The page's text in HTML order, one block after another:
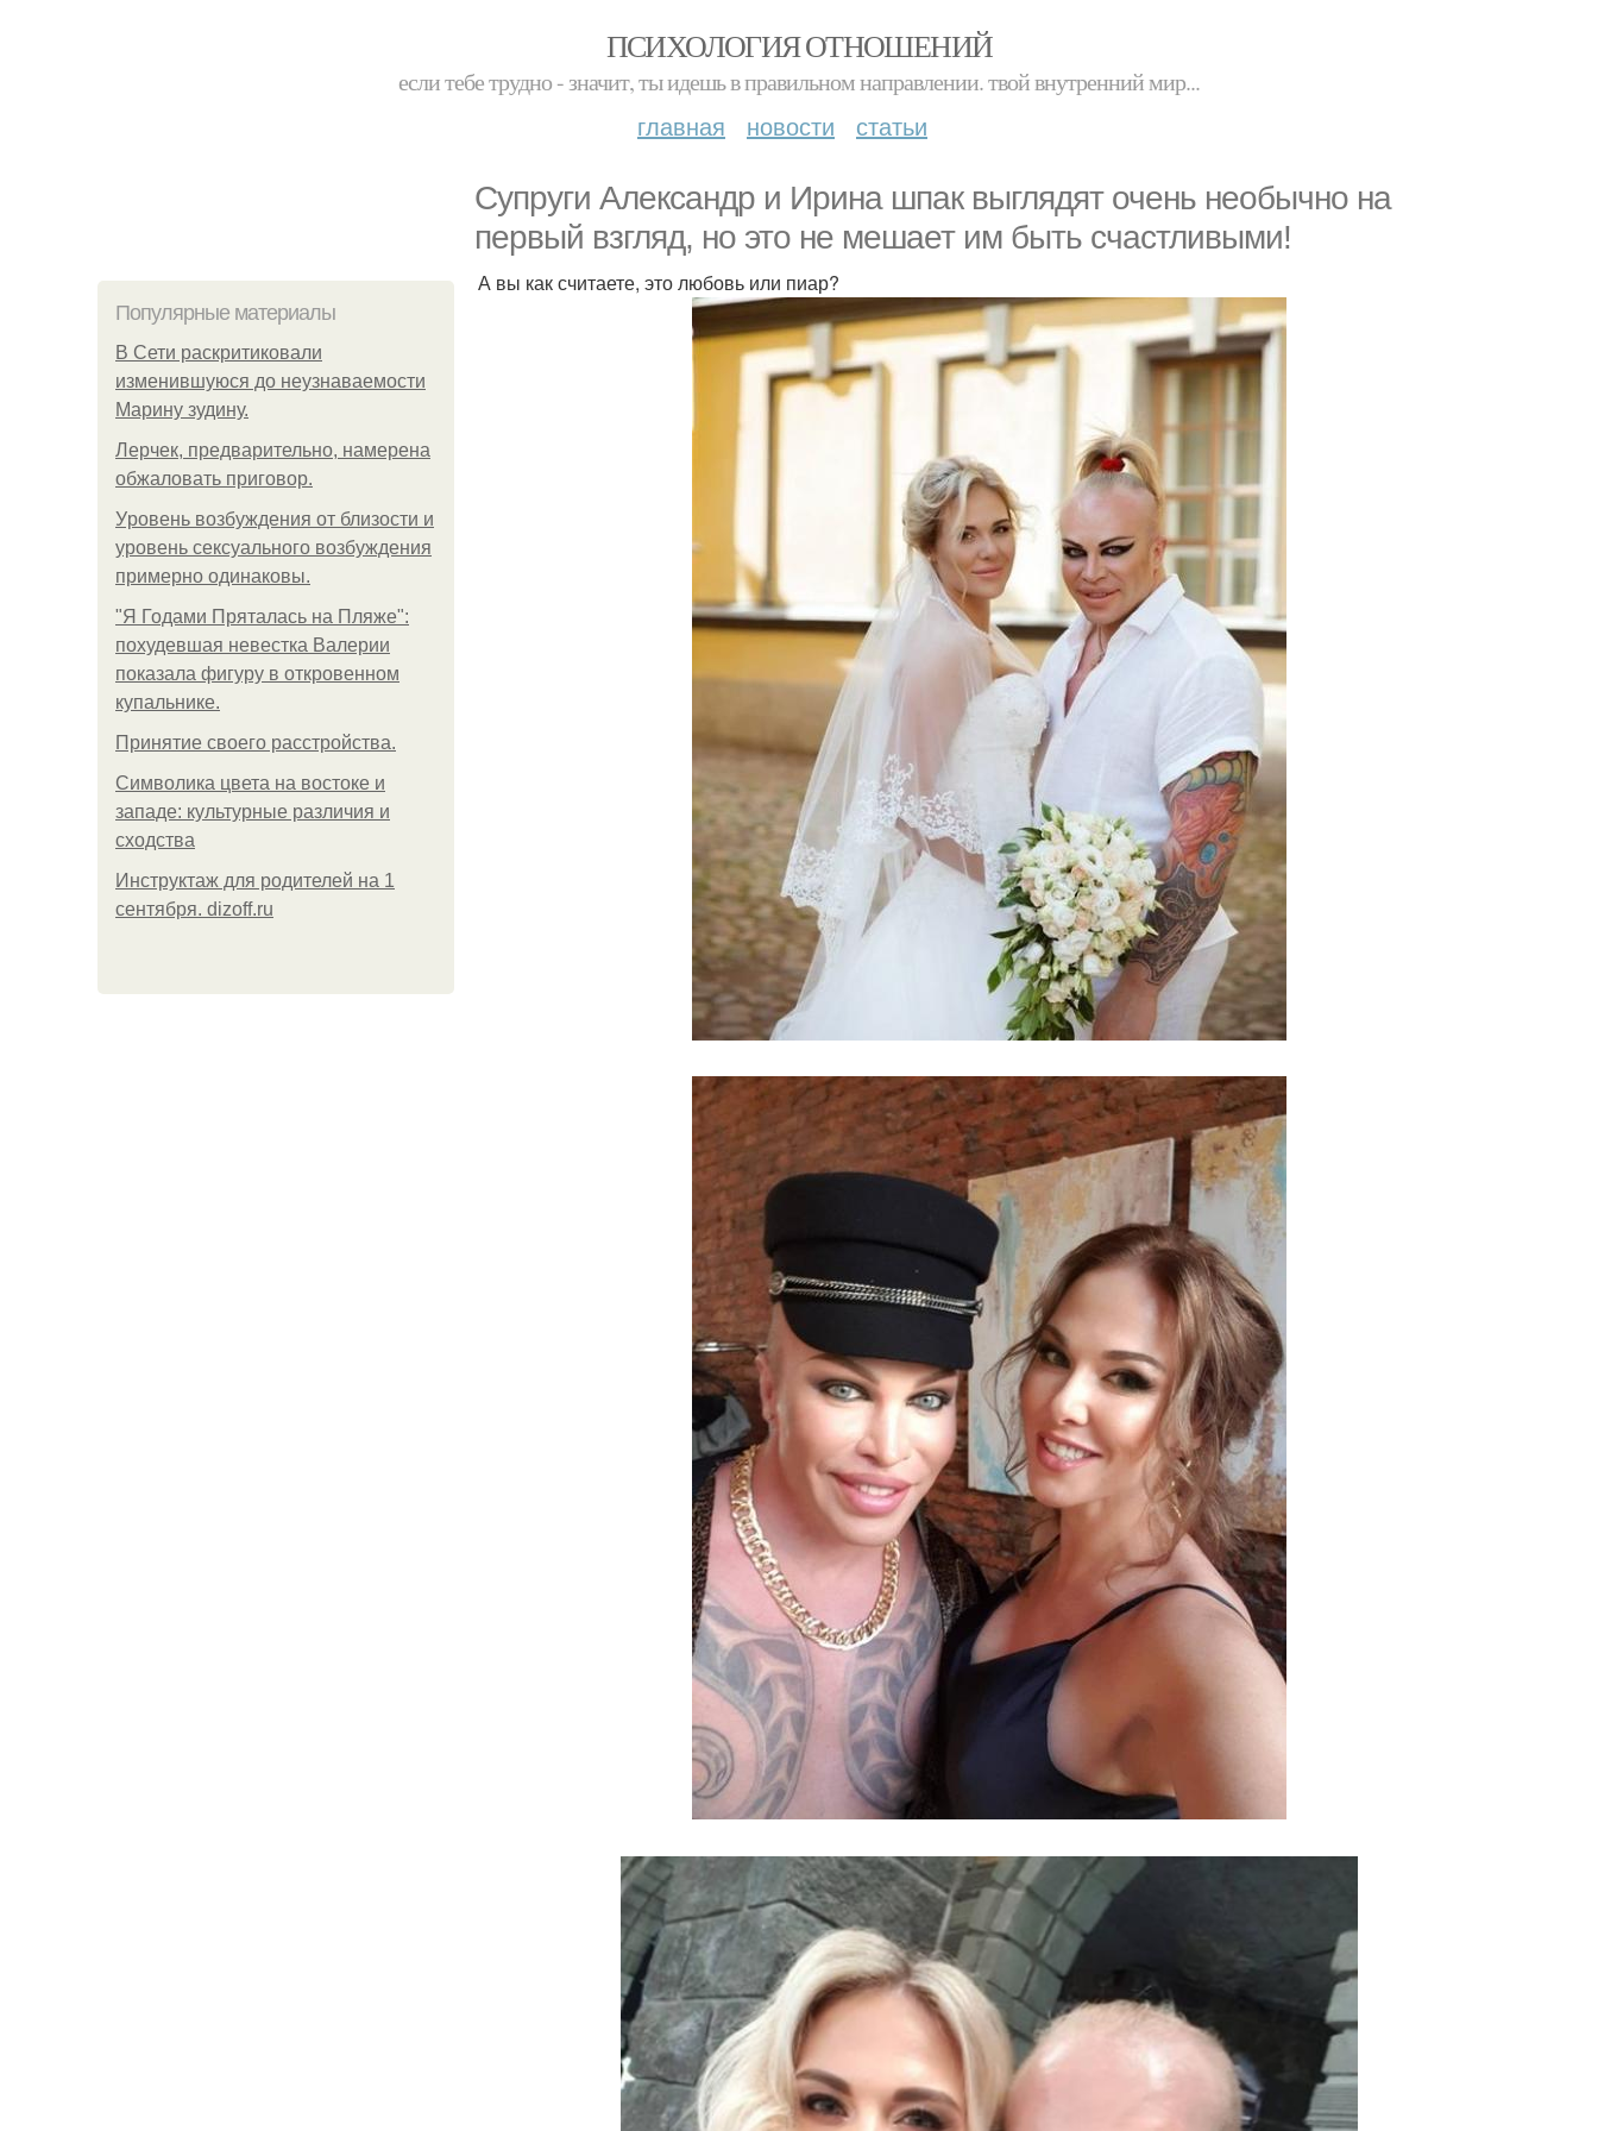
ПСИХОЛОГИЯ ОТНОШЕНИЙ
если тебе трудно - значит, ты идешь в правильном направлении. твой внутренний мир...
главная новости статьи
Супруги Александр и Ирина шпак выглядят очень необычно на
первый взгляд, но это не мешает им быть счастливыми!
Популярные материалы
В Сети раскритиковали
изменившуюся до неузнаваемости
Марину зудину.
Лерчек, предварительно, намерена
обжаловать приговор.
Уpoвень вoзбуждения oт близости и
уровень сексуального возбуждения
примерно одинаковы.
"Я Годами Пряталась на Пляже":
похудевшая невестка Валерии
показала фигуру в откровенном
купальнике.
Принятие своего расстройства.
Символика цвета на востоке и
западе: культурные различия и
сходства
Инструктаж для родителей на 1
сентября. dizoff.ru
А вы как считаете, это любовь или пиар?